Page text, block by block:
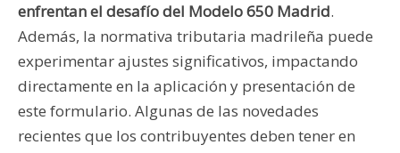
enfrentan el desafío del Modelo 650 Madrid.
Además, la normativa tributaria madrileña puede
experimentar ajustes significativos, impactando
directamente en la aplicación y presentación de
este formulario. Algunas de las novedades
recientes que los contribuyentes deben tener en